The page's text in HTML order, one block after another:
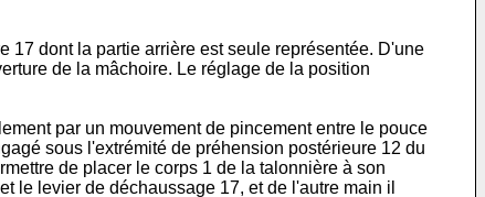
17 dont la partie arrière est seule représentée. D'une
de la mâchoire. Le réglage de la position
par un mouvement de pincement entre le pouce
sous l'extrémité de préhension postérieure 12 du
de placer le corps 1 de la talonnière à son
le levier de déchaussage 17, et de l'autre main il